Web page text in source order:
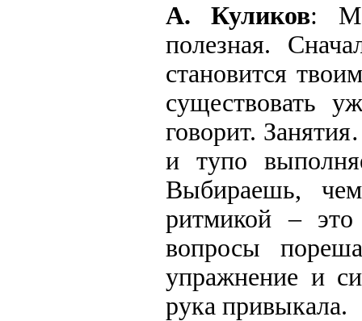
А. Куликов:
полезная.
становится
существовать
говорит.
и тупо
Выбираешь,
ритмикой – это
вопросы
упражнение и
рука привыкала.